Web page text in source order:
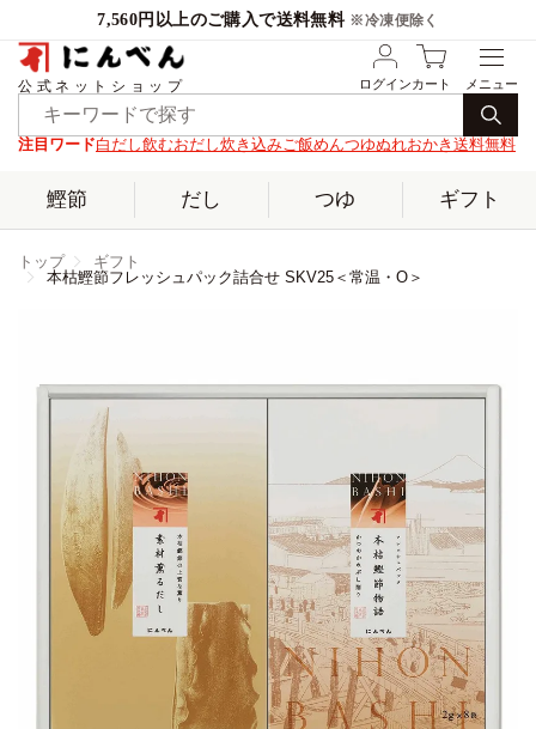
7,560円以上のご購入で送料無料 ※冷凍便除く
公式ネットショップ ログインカート
注目ワード白だし飲むおだし炊き込みご飯めんつゆぬれおかき 送料無料
鰹節 だし つゆ ギフト
トップ
ギフト
本枯鰹節フレッシュパック詰合せ SKV25＜常温・O＞